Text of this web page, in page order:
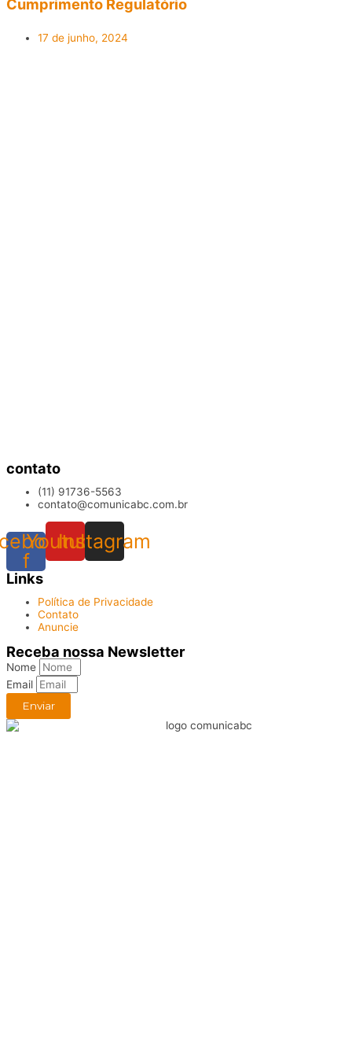
Cumprimento Regulatório
17 de junho, 2024
contato
(11) 91736-5563
contato@comunicabc.com.br
f
Youtube
Instagram
Links
Política de Privacidade
Contato
Anuncie
Receba nossa Newsletter
Nome
Email
Enviar